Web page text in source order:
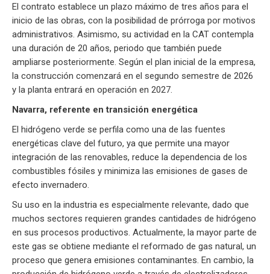
El contrato establece un plazo máximo de tres años para el
inicio de las obras, con la posibilidad de prórroga por motivos
administrativos. Asimismo, su actividad en la CAT contempla
una duración de 20 años, periodo que también puede
ampliarse posteriormente. Según el plan inicial de la empresa,
la construcción comenzará en el segundo semestre de 2026
y la planta entrará en operación en 2027.
Navarra, referente en transición energética
El hidrógeno verde se perfila como una de las fuentes
energéticas clave del futuro, ya que permite una mayor
integración de las renovables, reduce la dependencia de los
combustibles fósiles y minimiza las emisiones de gases de
efecto invernadero.
Su uso en la industria es especialmente relevante, dado que
muchos sectores requieren grandes cantidades de hidrógeno
en sus procesos productivos. Actualmente, la mayor parte de
este gas se obtiene mediante el reformado de gas natural, un
proceso que genera emisiones contaminantes. En cambio, la